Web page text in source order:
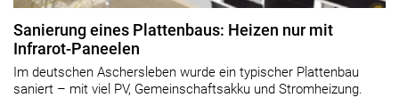
Sanierung eines Plattenbaus: Heizen nur mit
Infrarot-Paneelen
Im deutschen Aschersleben wurde ein typischer Plattenbau
saniert – mit viel PV, Gemeinschaftsakku und Stromheizung.